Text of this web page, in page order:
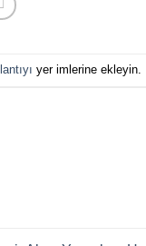
yer imlerine ekleyin.